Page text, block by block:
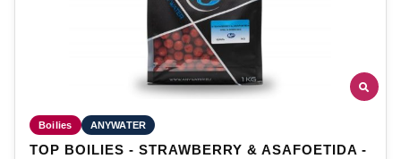
Boilies ANYWATER
TOP BOILIES - STRAWBERRY & ASAFOETIDA -